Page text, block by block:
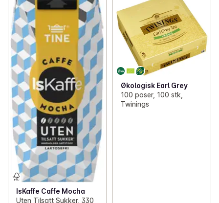
IsKaffe Caffe Mocha
Uten Tilsatt Sukker, 330
Økologisk Earl Grey
100 poser, 100 stk,
Twinings